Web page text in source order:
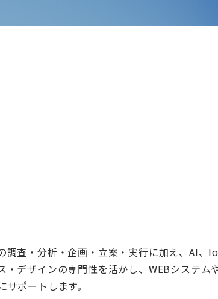
調査・分析・企画・立案・実行に加え、AI、
デザインの専門性を活かし、WEBシステ
ポートします。